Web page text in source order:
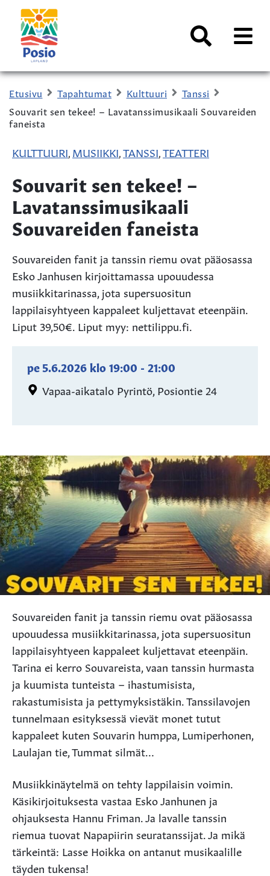
Siirry sisältöön
Kaupungin
logo
AVAA
Etusivu Tapahtumat Kulttuuri
Tanssi
Souvarit sen tekee! – Lavatanssimusikaali Souvareiden
faneista
KULTTUURI MUSIIKKI TANSSI TEATTERI
Souvarit sen tekee! –
Lavatanssimusikaali
Souvareiden faneista
Souvareiden fanit ja tanssin riemu ovat pääosassa
Esko Janhusen kirjoittamassa upouudessa
musiikkitarinassa, jota supersuositun
lappilaisyhtyeen kappaleet kuljettavat eteenpäin.
Liput 39,50€. Liput myy: nettilippu.fi.
pe 5.6.2026klo19:00 - 21:00
Vapaa-aikatalo Pyrintö, Posiontie 24
Souvareiden fanit ja tanssin riemu ovat pääosassa
upouudessa musiikkitarinassa, jota supersuositun
lappilaisyhtyeen kappaleet kuljettavat eteenpäin.
Tarina ei kerro Souvareista, vaan tanssin hurmasta
ja kuumista tunteista – ihastumisista,
rakastumisista ja pettymyksistäkin. Tanssilavojen
tunnelmaan esityksessä vievät monet tutut
kappaleet kuten Souvarin humppa, Lumiperhonen,
Laulajan tie, Tummat silmät…
Musiikkinäytelmä on tehty lappilaisin voimin.
Käsikirjoituksesta vastaa Esko Janhunen ja
ohjauksesta Hannu Friman. Ja lavalle tanssin
riemua tuovat Napapiirin seuratanssijat. Ja mikä
tärkeintä: Lasse Hoikka on antanut musikaalille
täyden tukensa!